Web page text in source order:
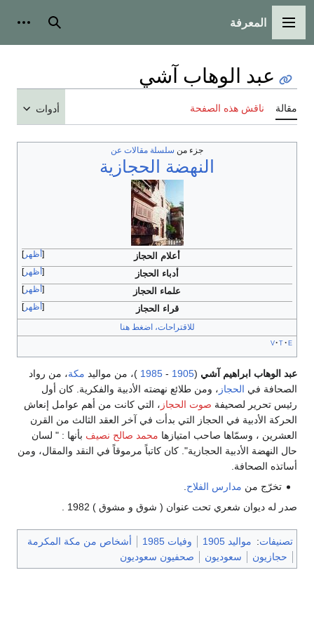
القائمة الرئيسية
المعرفة بحث
عبد الوهاب آشي
مقالة ناقش هذه الصفحة أدوات
جزء من سلسلة مقالات عن
النهضة الحجازية
أظهر أعلام الحجاز
أظهر أدباء الحجاز
أظهر علماء الحجاز
أظهر قراء الحجاز
للاقتراحات، اضغط هنا
v t e
عبد الوهاب ابراهيم آشي (
1905
-
1985 )، من مواليد مكة، من رواد
الصحافة في الحجاز ، ومن طلائع نهضته الأدبية والفكرية. كان أول
رئيس تحرير لصحيفة صوت الحجاز ، التي كانت من أهم عوامل إنعاش
الحركة الأدبية في الحجاز التي بدأت في آخر العقد الثالث من القرن
العشرين ، وسمّاها صاحب امتيازها محمد صالح نصيف بأنها : " لسان
حال النهضة الأدبية الحجازية". كان كاتباً مرموقاً في النقد والمقال، ومن
أساتذه الصحافة.
تخرّج من مدارس الفلاح.
صدر له ديوان شعري تحت عنوان ( شوق و مشوق ) 1982 .
تصنيفات: مواليد 1905 وفيات 1985
أشخاص من مكة المكرمة
حجازيون
سعوديون صحفيون سعوديون